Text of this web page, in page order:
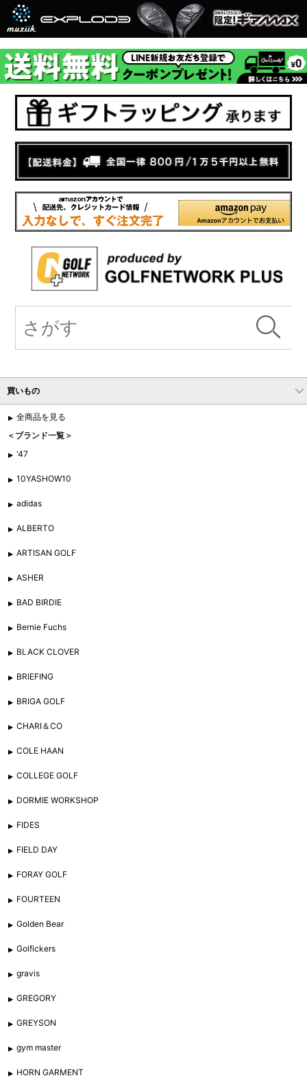
買いもの
全商品を見る
＜ブランド一覧＞
'47
10YASHOW10
adidas
ALBERTO
ARTISAN GOLF
ASHER
BAD BIRDIE
Bernie Fuchs
BLACK CLOVER
BRIEFING
BRIGA GOLF
CHARI＆CO
COLE HAAN
COLLEGE GOLF
DORMIE WORKSHOP
FIDES
FIELD DAY
FORAY GOLF
FOURTEEN
Golden Bear
Golfickers
gravis
GREGORY
GREYSON
gym master
HORN GARMENT